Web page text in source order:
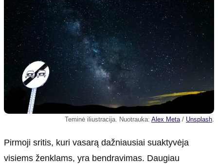
Teminė iliustracija. Nuotrauka: Alex Meta/ Unsplash.
Pirmoji sritis, kuri vasarą dažniausiai suaktyvėja
visiems ženklams, yra bendravimas. Daugiau